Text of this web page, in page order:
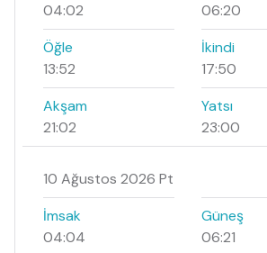
04:02
06:20
Öğle
13:52
İkindi
17:50
Akşam
21:02
Yatsı
23:00
10 Ağustos 2026 Pt
İmsak
04:04
Güneş
06:21